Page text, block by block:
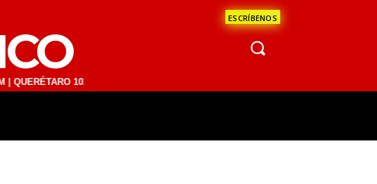
ESCRÍBENOS
103.1 FM | SAN JUAN DEL RÍO 93.1 FM | GUADALAJARA 1510 AM | LA